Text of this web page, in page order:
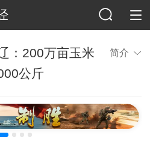
：200万亩玉米
公斤
简介